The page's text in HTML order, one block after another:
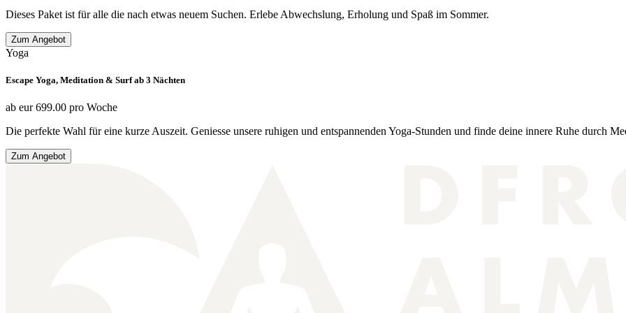
Dieses Paket ist für alle die nach etwas neuem Suchen. Erlebe Abwechslung, Erholung und Spaß im Sommer.
Zum Angebot
Yoga
Escape Yoga, Meditation & Surf ab 3 Nächten
ab eur 699.00 pro Woche
Die perfekte Wahl für eine kurze Auszeit. Geniesse unsere ruhigen und entspannenden Yoga-Stunden und finde deine innere Ruhe durch
Zum Angebot